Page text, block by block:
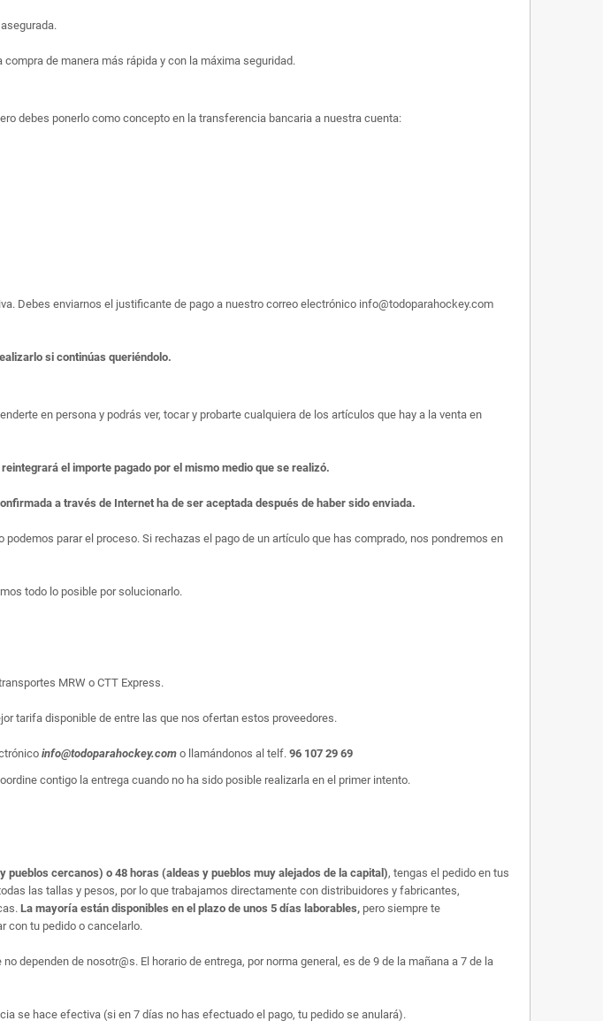
de manera más rápida y con la máxima seguridad.
debes ponerlo como concepto en la transferencia bancaria a nuestra cuenta:
Debes enviarnos el justificante de pago a nuestro correo electrónico info@todoparahockey.com
si continúas queriéndolo.
en persona y podrás ver, tocar y probarte cualquiera de los artículos que hay a la venta en
el importe pagado por el mismo medio que se realizó.
a través de Internet ha de ser aceptada después de haber sido enviada.
parar el proceso. Si rechazas el pago de un artículo que has comprado, nos pondremos en
todo lo posible por solucionarlo.
MRW o CTT Express.
tarifa disponible de entre las que nos ofertan estos proveedores.
info@todoparahockey.com o llamándonos al telf. 96 107 29 69
contigo la entrega cuando no ha sido posible realizarla en el primer intento.
pueblos cercanos) o 48 horas (aldeas y pueblos muy alejados de la capital), tengas el pedido en tus
las tallas y pesos, por lo que trabajamos directamente con distribuidores y fabricantes,
La mayoría están disponibles en el plazo de unos 5 días laborables, pero siempre te
con tu pedido o cancelarlo.
dependen de nosotr@s. El horario de entrega, por norma general, es de 9 de la mañana a 7 de la
se hace efectiva (si en 7 días no has efectuado el pago, tu pedido se anulará).